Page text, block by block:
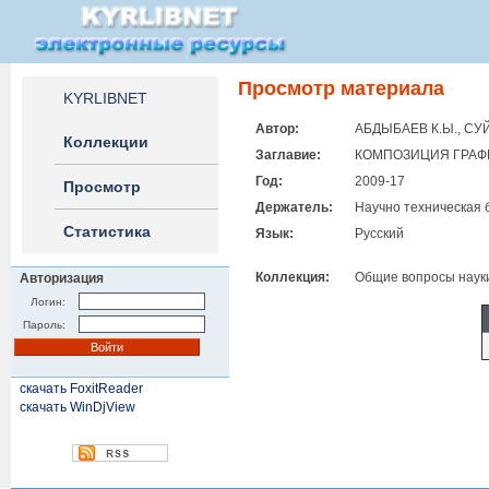
KYRLIBNET
Коллекции
Просмотр
Статистика
Авторизация
Логин:
Пароль:
скачать FoxitReader
скачать WinDjView
Просмотр материала
Автор:
АБДЫБАЕВ К.Ы.,
Заглавие:
КОМПОЗИЦИЯ
Год:
2009-17
Держатель:
Научно техническая
Язык:
Русский
Коллекция: Общие вопросы